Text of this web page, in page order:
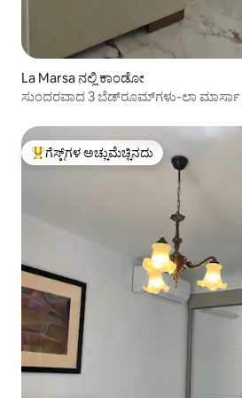
La Marsa ನಲ್ಲಿ ಕಾಂಡೋ
ಸುಂದರವಾದ 3 ಬೆಡ್‌ರೂಮ್‌ಗಳು-ಲಾ ಮಾರ್ಸಾ
ಗೆಸ್ಟ್‌ಗಳಿಗೆ ಅತಿ ಹೆಚ್ಚು ಅಚ್ಚುಮೆಚ್ಚಿನದು
ಗೆಸ್ಟ್‌ಗಳ ಅಚ್ಚುಮೆಚ್ಚಿನದು